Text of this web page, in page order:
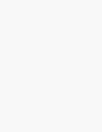
trữ) và gặp Sao
chính
ngày.